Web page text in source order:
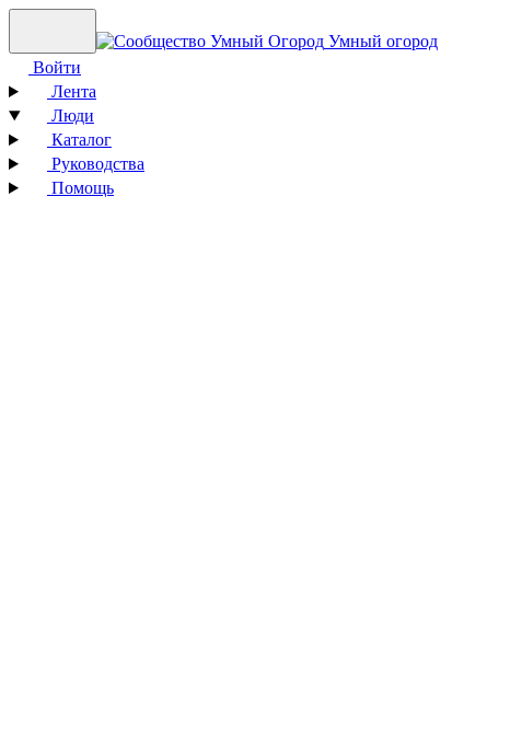
Умный огород
Войти
Лента
Люди
Каталог
Руководства
Помощь